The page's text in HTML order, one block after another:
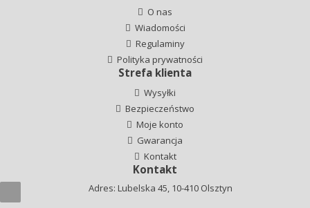
O nas
Wiadomości
Regulaminy
Polityka prywatności
Strefa klienta
Wysyłki
Bezpieczeństwo
Moje konto
Gwarancja
Kontakt
Kontakt
Adres: Lubelska 45, 10-410 Olsztyn